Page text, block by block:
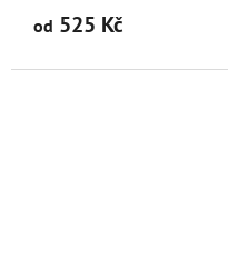
od 525 Kč